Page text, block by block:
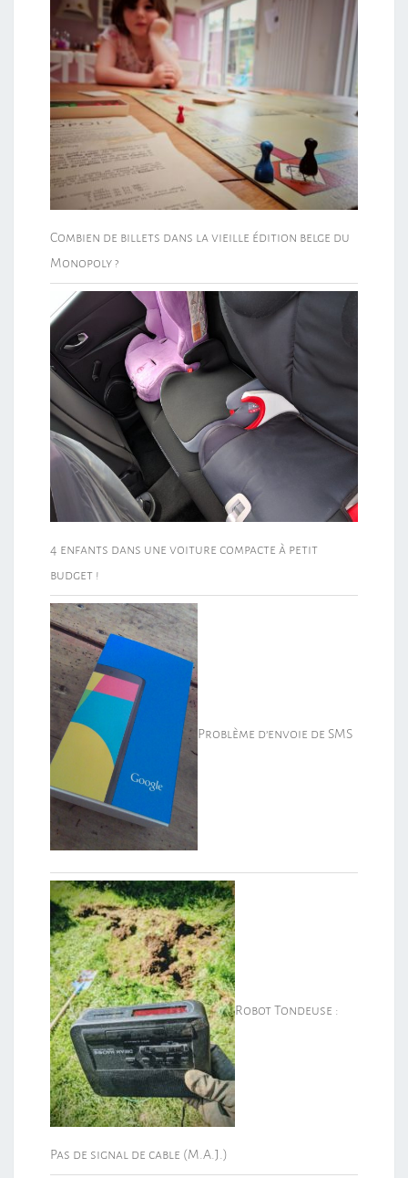
Combien de billets dans la vieille édition belge du
Monopoly ?
4 enfants dans une voiture compacte à petit
budget !
Problème d’envoie de SMS
Robot Tondeuse :
Pas de signal de cable (M.A.J.)